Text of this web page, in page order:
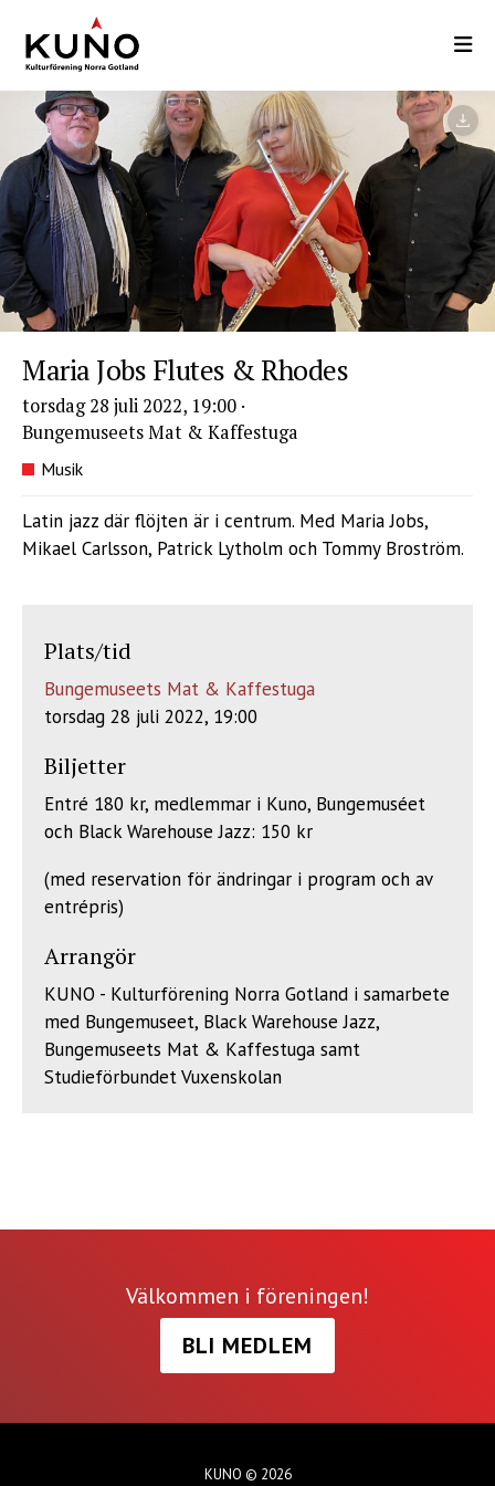
till
huvudinnehåll
Maria Jobs Flutes & Rhodes
torsdag 28 juli 2022, 19:00 ·
Bungemuseets Mat & Kaffestuga
Musik
Latin jazz där flöjten är i centrum. Med Maria Jobs,
Mikael Carlsson, Patrick Lytholm och Tommy Broström.
Plats/tid
Bungemuseets Mat & Kaffestuga
torsdag 28 juli 2022, 19:00
Biljetter
Entré 180 kr, medlemmar i Kuno, Bungemuséet
och Black Warehouse Jazz: 150 kr
(med reservation för ändringar i program och av
entrépris)
Arrangör
KUNO - Kulturförening Norra Gotland i samarbete
med Bungemuseet, Black Warehouse Jazz,
Bungemuseets Mat & Kaffestuga samt
Studieförbundet Vuxenskolan
Välkommen i föreningen!
BLI MEDLEM
KUNO © 2026